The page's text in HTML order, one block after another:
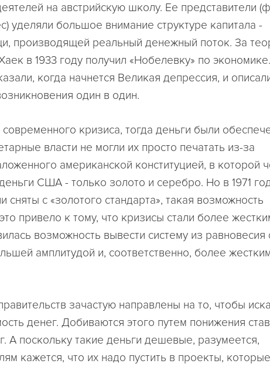
на австрийскую школу. Ее представители
уделяли большое внимание структуре капитала -
производящей реальный денежный поток. За
в 1933 году получил «Нобелевку» по
когда начнется Великая депрессия, и
один в один.
кризиса, тогда деньги были
власти не могли их просто печатать из-за
американской конституцией, в которой
США - только золото и серебро. Но в 1971
сняты с «золотого стандарта», такая возможность
привело к тому, что кризисы стали более
возможность вывести систему из равновесия
амплитудой и, соответственно, более
зачастую направлены на то, чтобы
денег. Добиваются этого путем понижения
А поскольку такие деньги дешевые, разумеется,
кажется, что их надо пустить в проекты,